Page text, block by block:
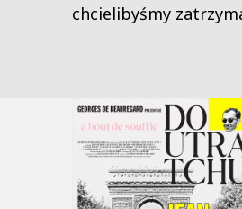
chcielibyśmy